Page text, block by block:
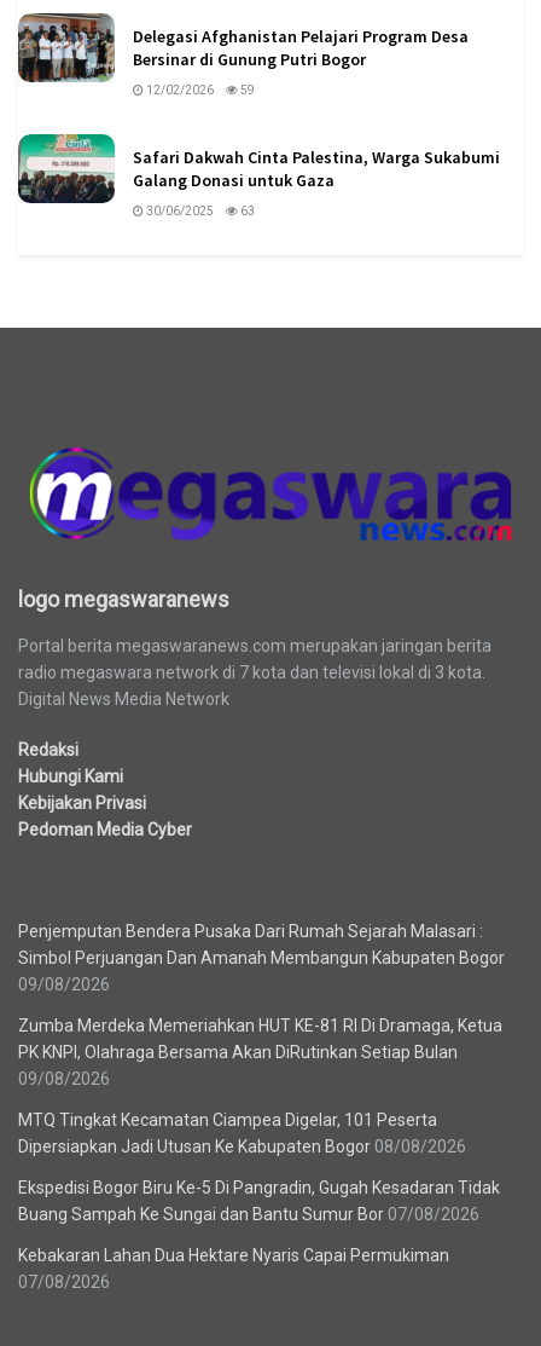
Delegasi Afghanistan Pelajari Program Desa
Bersinar di Gunung Putri Bogor
12/02/2026 59
Safari Dakwah Cinta Palestina, Warga Sukabumi
Galang Donasi untuk Gaza
30/06/2025 63
logo megaswaranews
Portal berita megaswaranews.com merupakan jaringan berita
radio megaswara network di 7 kota dan televisi lokal di 3 kota.
Digital News Media Network
Redaksi
Hubungi Kami
Kebijakan Privasi
Pedoman Media Cyber
Penjemputan Bendera Pusaka Dari Rumah Sejarah Malasari :
Simbol Perjuangan Dan Amanah Membangun Kabupaten Bogor
09/08/2026
Zumba Merdeka Memeriahkan HUT KE-81 RI Di Dramaga, Ketua
PK KNPI, Olahraga Bersama Akan DiRutinkan Setiap Bulan
09/08/2026
MTQ Tingkat Kecamatan Ciampea Digelar, 101 Peserta
Dipersiapkan Jadi Utusan Ke Kabupaten Bogor 08/08/2026
Ekspedisi Bogor Biru Ke-5 Di Pangradin, Gugah Kesadaran Tidak
Buang Sampah Ke Sungai dan Bantu Sumur Bor 07/08/2026
Kebakaran Lahan Dua Hektare Nyaris Capai Permukiman
07/08/2026